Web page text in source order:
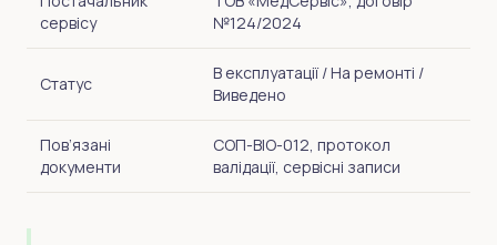
сервісу
№124/2024
Статус
В експлуатації / На ремонті /
Виведено
Пов’язані
документи
СОП-BIO-012, протокол
валідації, сервісні записи